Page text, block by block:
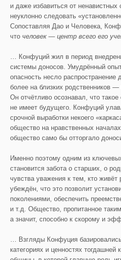
и даже избавиться от ненавистных
неуклонно следовать
Сопоставляя Дао и Человека,
что человек — центр всего его
… Конфуций жил в период
системы доносов. Умудрённый
опасность несло распространение
более на близких родственников —
Он отчётливо осознавал, что
не имеет будущего. Конфуций
срочной выработки некоего
общество на нравственных
общество само бы отторгало
Именно поэтому одним из
становится забота о старших, о
чувства уважения к тем, кто
убеждён, что это позволит
поколениями, обеспечить
и т.д. Общество, пропитанное
а значит, способно к скорому и
… Взгляды Конфуция
категориях и ценностях тогдашней